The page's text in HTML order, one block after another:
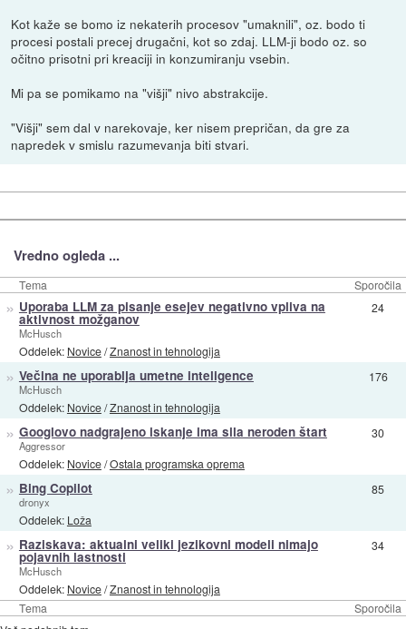
Kot kaže se bomo iz nekaterih procesov "umaknili", oz. bodo ti
procesi postali precej drugačni, kot so zdaj. LLM-ji bodo oz. so
očitno prisotni pri kreaciji in konzumiranju vsebin.
Mi pa se pomikamo na "višji" nivo abstrakcije.
"Višji" sem dal v narekovaje, ker nisem prepričan, da gre za
napredek v smislu razumevanja biti stvari.
Vredno ogleda ...
Tema Sporočila
Tema Sporočila
» Uporaba LLM za pisanje esejev negativno vpliva na
aktivnost možganov
McHusch
Oddelek: Novice/Znanost in tehnologija
24
» Večina ne uporablja umetne inteligence
McHusch
Oddelek: Novice/Znanost in tehnologija
176
» Googlovo nadgrajeno iskanje ima sila neroden štart
Aggressor
Oddelek: Novice/Ostala programska oprema
30
» Bing Copilot
dronyx
Oddelek: Loža
85
» Raziskava: aktualni veliki jezikovni modeli nimajo
pojavnih lastnosti
McHusch
Oddelek: Novice/Znanost in tehnologija
34